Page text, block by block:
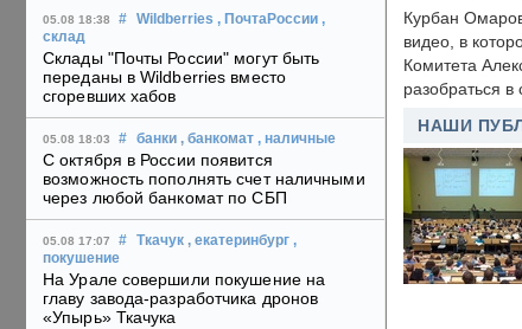
05.08 18:38 # Wildberries , ПочтаРоссии ,
склад
Склады "Почты России" могут быть
переданы в Wildberries вместо
сгоревших хабов
05.08 18:03 # банки , банкомат , наличные
С октября в России появится
возможность пополнять счет наличными
через любой банкомат по СБП
05.08 17:07 # Ткачук , екатеринбург ,
покушение
На Урале совершили покушение на
главу завода-разработчика дронов
«Упырь» Ткачука
Курбан
видео, в
Комитета
разобраться в
НАШИ